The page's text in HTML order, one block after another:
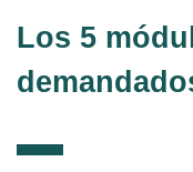
Los 5